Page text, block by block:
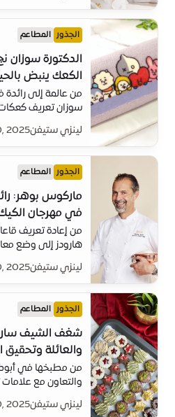
الجذور المطاعم
الدكتورة سوزان
الكعك ينبض
من عالمة إلى
سوزان تعريف
لينزي ستيفن2025
الجذور المطاعم
ماركوس بوهر:
في مهرجان
من إعادة تعريف
هارودز إلى وضع
عالمية وابتكاراً
لينزي ستيفن2025
الجذور المطاعم
شغف الشيف سارة
والعائلة وتحقيق
من مطبخها في
والتعاون مع علامات
المتعلقة بالطهي
لينزي ستيفن2025